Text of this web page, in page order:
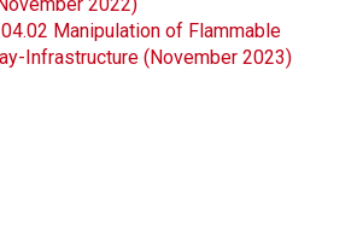
Manipulation of Flammable
Infrastructure (November 2023)